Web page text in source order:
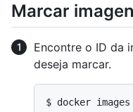
Marcar
Encontre o ID da
deseja marcar.
$ docker images